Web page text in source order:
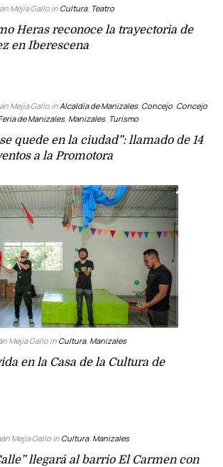
Mejía Galloin Cultura, Teatro
Heras reconoce la trayectoria de
en Iberescena
Mejía GalloinAlcaldía de Manizales, Concejo, Concejo
de Manizales, Manizales, Turismo
quede en la ciudad”: llamado de 14
a la Promotora
Mejía Galloin Cultura, Manizales
en la Casa de la Cultura de
Mejía Galloin Cultura, Manizales
llegará al barrio El Carmen con